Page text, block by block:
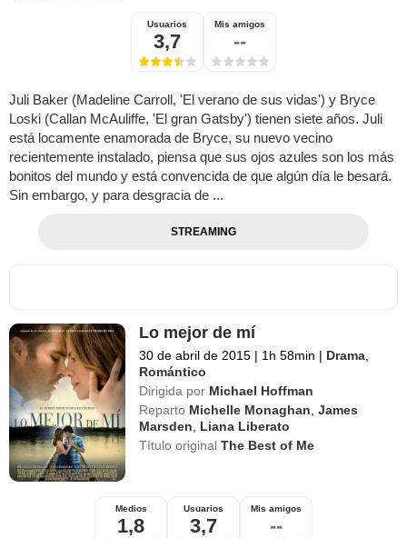
Usuarios
3,7
Mis amigos
--
Juli Baker (Madeline Carroll, 'El verano de sus vidas') y Bryce
Loski (Callan McAuliffe, 'El gran Gatsby') tienen siete años. Juli
está locamente enamorada de Bryce, su nuevo vecino
recientemente instalado, piensa que sus ojos azules son los más
bonitos del mundo y está convencida de que algún día le besará.
Sin embargo, y para desgracia de ...
STREAMING
Lo mejor de mí
30 de abril de 2015 | 1h 58min | Drama
Romántico
Dirigida por Michael Hoffman
Reparto Michelle Monaghan ,James
Marsden
Liana Liberato
Título originalThe Best of Me
Medios
1,8
Usuarios
3,7
Mis amigos
--